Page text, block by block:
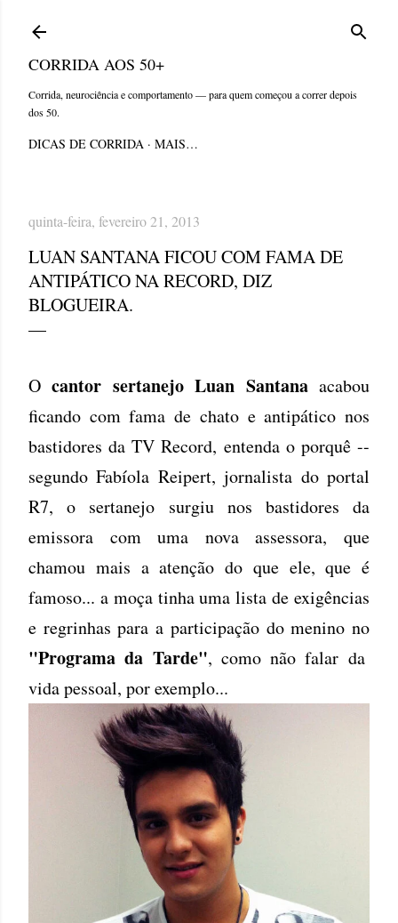
CORRIDA AOS 50+
Corrida, neurociência e comportamento — para quem começou a correr depois
dos 50.
DICAS DE CORRIDA MAIS…
quinta-feira, fevereiro 21, 2013
LUAN SANTANA FICOU COM FAMA DE
ANTIPÁTICO NA RECORD, DIZ
BLOGUEIRA.
O cantor sertanejo Luan Santanaacabou
ficando com fama de chato e antipático nos
bastidores da TV Record, entenda o porquê --
segundo Fabíola Reipert, jornalista do portal
R7, o sertanejo surgiu nos bastidores da
emissora com uma nova assessora, que
chamou mais a atenção do que ele, que é
famoso... a moça tinha uma lista de exigências
e regrinhas para a participação do menino no
"Programa da Tarde", como não falar da
vida pessoal, por exemplo...